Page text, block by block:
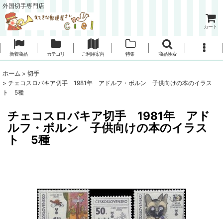
外国切手専門店
カート
新着商品 カテゴリ ご利用案内 特集 商品検索
ホーム > 切手
> チェコスロバキア切手 1981年 アドルフ・ボルン 子供向けの本のイラス
ト 5種
チェコスロバキア切手 1981年 アド
ルフ・ボルン 子供向けの本のイラス
ト 5種